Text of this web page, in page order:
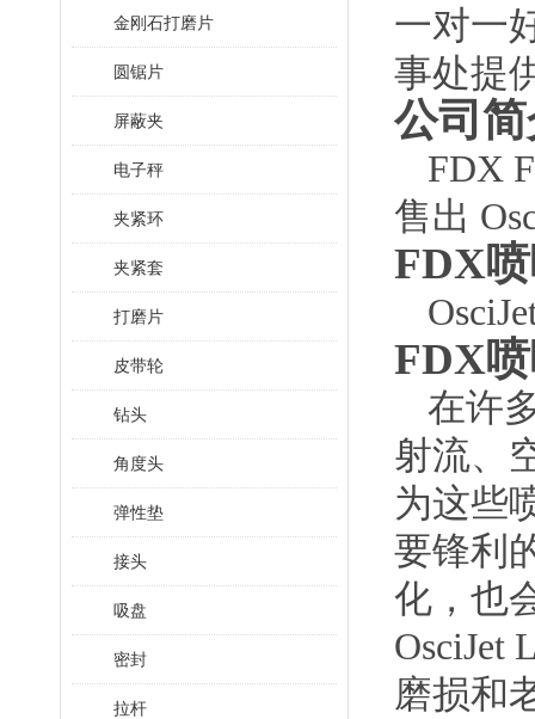
金刚石打磨片
圆锯片
屏蔽夹
电子秤
夹紧环
夹紧套
打磨片
皮带轮
钻头
角度头
弹性垫
接头
吸盘
密封
拉杆
一对一
事处提
公司
FDX
售出
FDX
FDX
在许
射流、
为这些
要锋利
化，也
OsciJet
磨损和